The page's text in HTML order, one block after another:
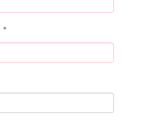
*